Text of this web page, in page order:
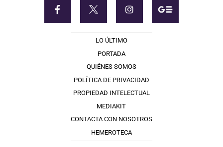
LO ÚLTIMO
PORTADA
QUIÉNES SOMOS
POLÍTICA DE PRIVACIDAD
PROPIEDAD INTELECTUAL
MEDIAKIT
CONTACTA CON NOSOTROS
HEMEROTECA